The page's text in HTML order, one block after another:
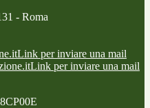
- Roma
Link per inviare una mail
Link per inviare una mail